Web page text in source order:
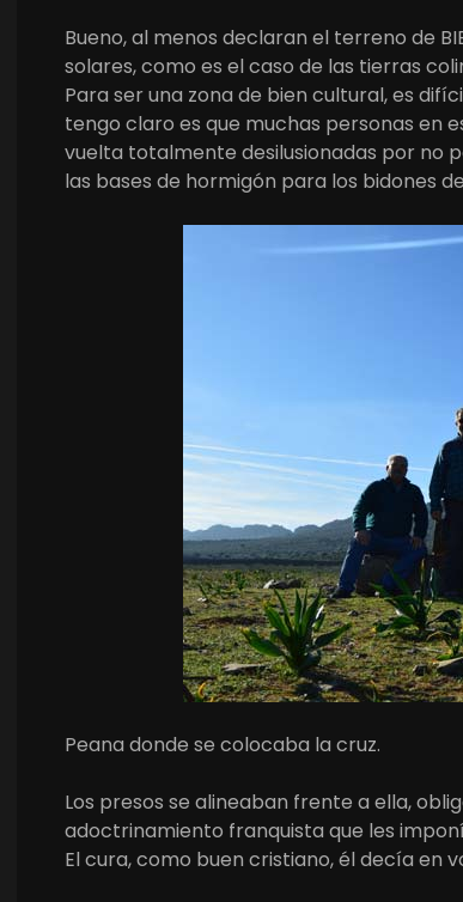
Bueno, al menos declaran el terreno de
solares, como es el caso de las tierras
Para ser una zona de bien cultural, es
tengo claro es que muchas personas en
vuelta totalmente desilusionadas por no
las bases de hormigón para los bidones
Peana donde se colocaba la cruz.
Los presos se alineaban frente a ella,
adoctrinamiento franquista que les
El cura, como buen cristiano, él decía en voz